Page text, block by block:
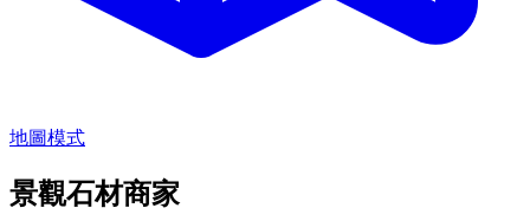
地圖模式
景觀石材商家